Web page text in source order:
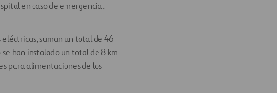
en caso de emergencia.
eléctricas, suman un total de 46
se han instalado un total de 8 km
para alimentaciones de los